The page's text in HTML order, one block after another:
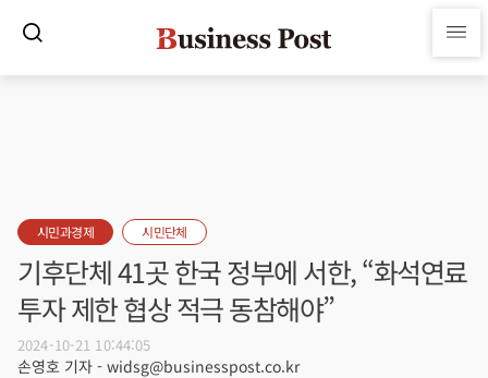
시민과경제 시민단체
기후단체 41곳 한국 정부에 서한, “화석연료
투자 제한 협상 적극 동참해야”
2024-10-21 10:44:05
손영호 기자 - widsg@businesspost.co.kr